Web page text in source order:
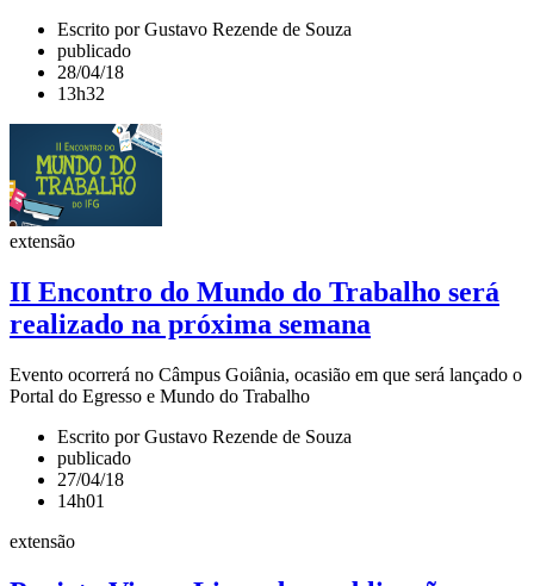
Escrito por Gustavo Rezende de Souza
publicado
28/04/18
13h32
extensão
II Encontro do Mundo do Trabalho será
realizado na próxima semana
Evento ocorrerá no Câmpus Goiânia, ocasião em que será lançado o
Portal do Egresso e Mundo do Trabalho
Escrito por Gustavo Rezende de Souza
publicado
27/04/18
14h01
extensão